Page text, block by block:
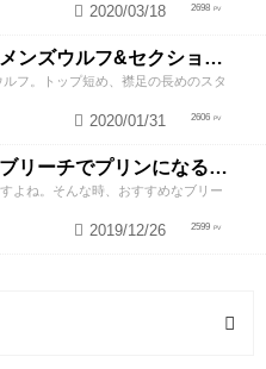
2698
2020/03/18
【YUICHI】メンズウルフ&セクションカラー
フ。トップ短め、襟足の長めのスタ
2606
2020/01/31
【YUICHI】ブリーチでプリンになるのか嫌。
よね。そんな時、おすすめなブリー
2599
2019/12/26